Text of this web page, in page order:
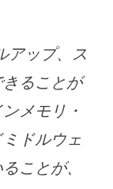
アップ、ス
ることが
メモリ・
ドルウェ
ことが、